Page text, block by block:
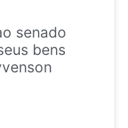
senado
bens